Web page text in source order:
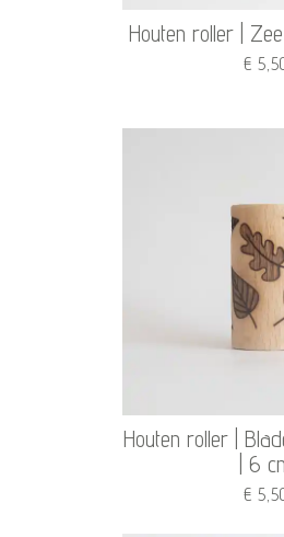
Houten roller |
€
Houten roller |
| 6
€